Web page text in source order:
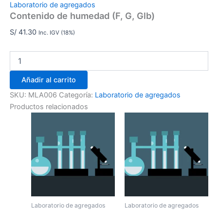
Laboratorio de agregados
Contenido de humedad (F, G, Glb)
S/ 41.30 Inc. IGV (18%)
Añadir al carrito
SKU: MLA006 Categoría: Laboratorio de agregados
Productos relacionados
Laboratorio de agregados Laboratorio de agregados